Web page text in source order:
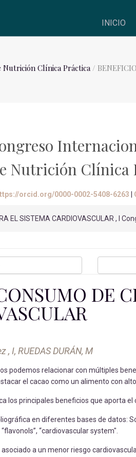
INICIO
Clínica Práctica/
Nutrición Clínica
orcid.org/0000-0002-5408-6263
EL SISTEMA CARDIOVASCULAR , I
DE
I, RUEDAS DURÁN, M
podemos relacionar con múltiples
el cacao como un alimento con
los principales beneficios que aporta
en diferentes bases de datos:
“cardiovascular system".
a un menor riesgo